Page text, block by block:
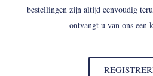
bestellingen zijn altijd eenvoudig
ontvangt u van ons een